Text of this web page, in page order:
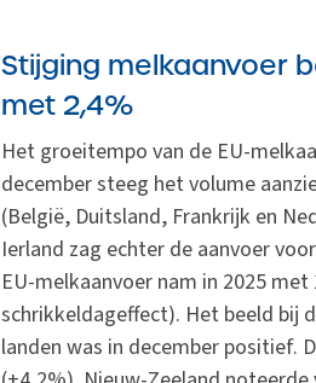
Stijging melkaanvoer
met 2,4%
Het groeitempo van de EU-
december steeg het volume
(België, Duitsland, Frankrijk en
Ierland zag echter de aanvoer
EU-melkaanvoer nam in 2025
schrikkeldageffect). Het beeld bij
landen was in december positief.